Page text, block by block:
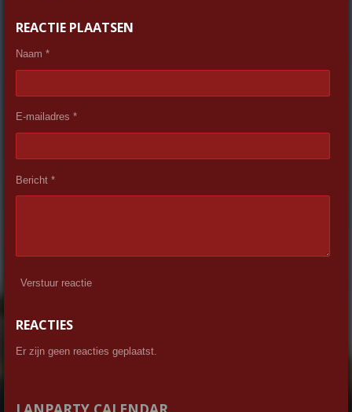
e
n
l
r
e
e
n
REACTIE PLAATSEN
Naam *
E-mailadres *
Bericht *
Verstuur reactie
REACTIES
Er zijn geen reacties geplaatst.